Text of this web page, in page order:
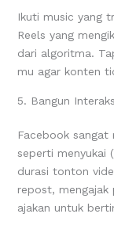
Ikuti music yang
Reels yang
dari algoritma.
mu agar konten
5. Bangun
Facebook sangat
seperti menyukai
durasi tonton
repost,
ajakan untuk